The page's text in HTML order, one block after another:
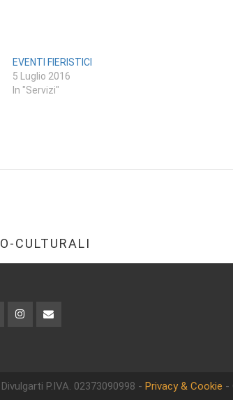
EVENTI FIERISTICI
5 Luglio 2016
In "Servizi"
CULTURALI
P.IVA. 02373090998 - Privacy & Cookie -